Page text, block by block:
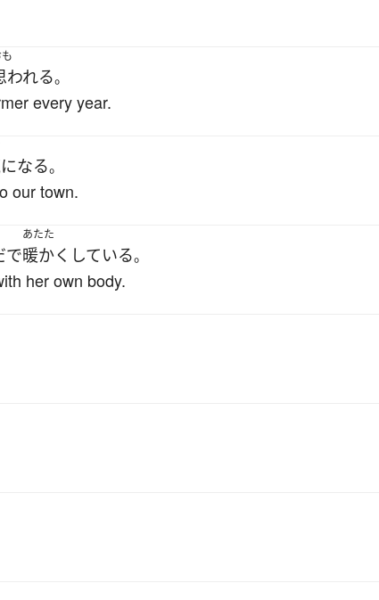
われる。
every year.
になる。
our town.
で
あたた
暖かく している。
her own body.